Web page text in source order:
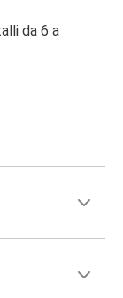
da 6 a